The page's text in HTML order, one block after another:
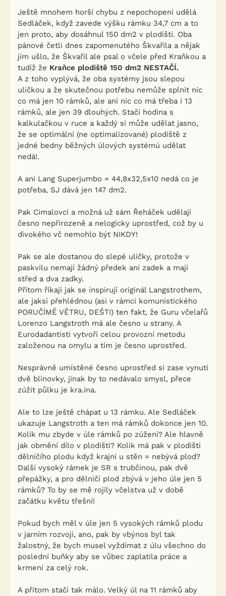
Ještě mnohem horší chybu z nepochopení udělá
Sedláček, když zavede výšku rámku 34,7 cm a to
jen proto, aby dosáhnul 150 dm2 v plodišti. Oba
pánové četli dnes zapomenutého Škvařila a nějak
jim ušlo, že Škvařil ale psal o včele před Kraňkou a
tudíž že Kraňce plodiště 150 dm2 NESTAČÍ.
A z toho vyplývá, že oba systémy jsou slepou
uličkou a že skutečnou potřebu nemůže splnit nic
co má jen 10 rámků, ale ani nic co má třeba i 13
rámků, ale jen 39 dlouhých. Stačí hodina s
kalkulačkou v ruce a každý si může udělat jasno,
že se optimální (ne optimalizované) plodiště z
jedné bedny běžných úlových systémú udělat
nedá!.
A ani Lang Superjumbo = 44,8x32,5x10 nedá co je
potřeba, SJ dává jen 147 dm2.
Pak Cimalovci a možná už sám Řeháček udělají
česno nepřirozeně a nelogicky uprostřed, což by u
divokého vč nemohlo být NIKDY!
Pak se ale dostanou do slepé uličky, protože v
paskvilu nemají žádný předek ani zadek a mají
střed a dva zadky.
Přitom říkají jak se inspirují originál Langstrothem,
ale jaksi přehlédnou (asi v rámci komunistického
PORUČÍMĚ VĚTRU, DEŠTI) ten fakt, že Guru včelařů
Lorenzo Langstroth má ale česno u strany. A
Eurodadantisti vytvoří celou provozní metodu
založenou na omylu a tím je česno uprostřed.
Nesprávně umístěné česno uprostřed si zase vynutí
dvě blinovky, jinak by to nedávalo smysl, přece
zúžit půlku je kra.ina.
Ale to lze ještě chápat u 13 rámku. Ale Sedláček
ukazuje Langstroth a ten má rámků dokonce jen 10.
Kolik mu zbyde v úle rámků po zúžení? Ale hlavně
jak obmění dílo v plodišti? Kolik má pak v plodišti
dělničího plodu když krajní u stěn = nebývá plod?
Další vysoký rámek je SR s trubčinou, pak dvě
přepážky, a pro dělničí plod zbývá v jeho úle jen 5
rámků? To by se mě rojily včelstva už v době
začátku květu třešní!
Pokud bych měl v úle jen 5 vysokých rámků plodu
v jarním rozvoji, ano, pak by vbýnos byl tak
žalostný, že bych musel vyždímat z úlu všechno do
poslední buňky aby se vůbec zaplatila práce a
krmení za celý rok.
A přitom stačí tak málo. Velký úl na 11 rámků aby